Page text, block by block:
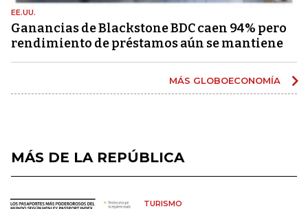
EE.UU.
Ganancias de Blackstone BDC caen 94% pero
rendimiento de préstamos aún se mantiene
MÁS GLOBOECONOMÍA
MÁS DE LA REPÚBLICA
TURISMO